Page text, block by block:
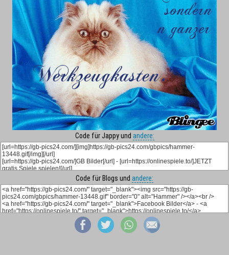
Code für Jappy und andere:
Code für Blogs und andere: